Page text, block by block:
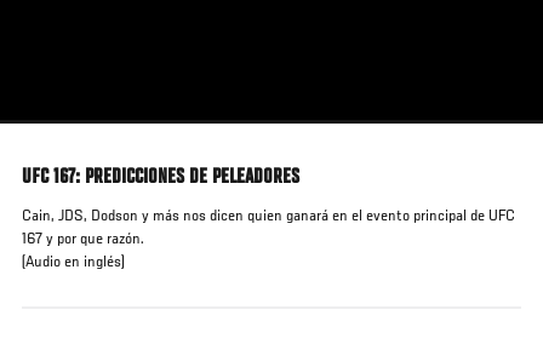
UFC 167: PREDICCIONES DE PELEADORES
Cain, JDS, Dodson y más nos dicen quien ganará en el evento principal de UFC
167 y por que razón.
(Audio en inglés)